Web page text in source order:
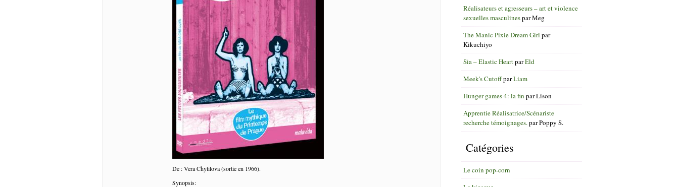
De : Vera Chytilova (sortie en 1966).
Synopsis:
Réalisateurs et agresseurs – art et violence
sexuelles masculinesparMeg
The Manic Pixie Dream Girl par
Kikuchiyo
Sia – Elastic HeartparEld
Meek's CutoffparLiam
Hunger games 4: la fin parLison
Apprentie Réalisatrice/Scénariste
recherche témoignages. parPoppy S.
Catégories
Le coin pop-corn